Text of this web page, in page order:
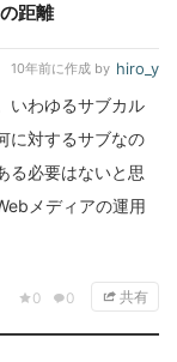
距離
10年前に作成 by hiro_y
0 0 共有
いわゆるサブカル
に対するサブなの
る必要はないと思
メディアの運用